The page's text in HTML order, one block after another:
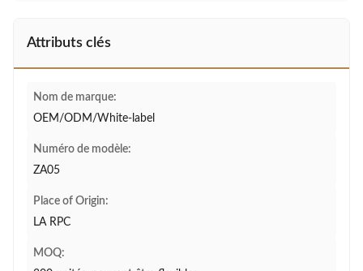
Attributs clés
Nom de marque:
OEM/ODM/White-label
Numéro de modèle:
ZA05
Place of Origin:
LA RPC
MOQ: